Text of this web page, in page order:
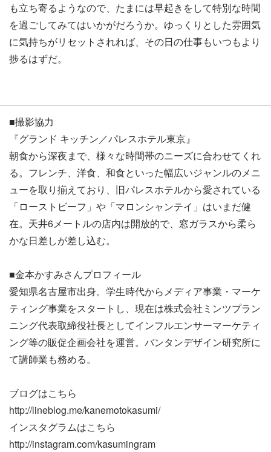
も立ち寄るようなので、たまには早起きをして特別な時間
を過ごしてみてはいかがだろうか。ゆっくりとした雰囲気
に気持ちがリセットされれば、その日の仕事もいつもより
捗るはずだ。
■撮影協力
『グランド キッチン／パレスホテル東京』
朝食から深夜まで、様々な時間帯のニーズに合わせてくれ
る。フレンチ、洋食、和食といった幅広いジャンルのメニ
ューを取り揃えており、旧パレスホテルから愛されている
「ローストビーフ」や「マロンシャンテイ」はいまだ健
在。天井6メートルの店内は開放的で、窓ガラスから柔ら
かな日差しが差し込む。
■金本かすみさんプロフィール
愛知県名古屋市出身。学生時代からメディア事業・マーケ
ティング事業をスタートし、現在は株式会社ミンツプラン
ニング代表取締役社長としてインフルエンサーマーケティ
ング等の販促企画会社を運営。バンタンデザイン研究所に
て講師業も務める。
ブログはこちら
http://lineblog.me/kanemotokasumi/
インスタグラムはこちら
http://instagram.com/kasumingram